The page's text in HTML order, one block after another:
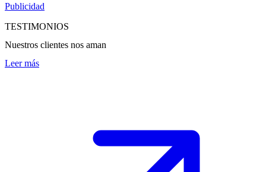
Publicidad
TESTIMONIOS
Nuestros clientes nos aman
Leer más